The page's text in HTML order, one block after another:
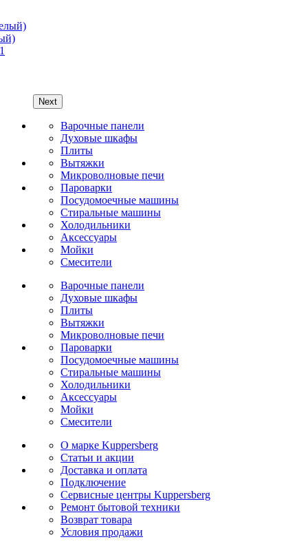
Next
Варочные панели
Духовые шкафы
Плиты
Вытяжки
Микроволновые печи
Пароварки
Посудомоечные машины
Стиральные машины
Холодильники
Аксессуары
Мойки
Cмесители
Варочные панели
Духовые шкафы
Плиты
Вытяжки
Микроволновые печи
Пароварки
Посудомоечные машины
Стиральные машины
Холодильники
Аксессуары
Мойки
Cмесители
О марке Kuppersberg
Статьи и акции
Доставка и оплата
Подключение
Сервисные центры Kuppersberg
Ремонт бытовой техники
Возврат товара
Условия продажи